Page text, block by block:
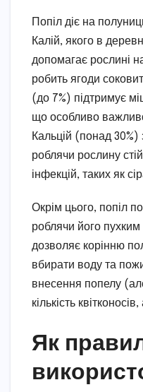
Попіл діє на
Калій, якого в
допомагає рослині
робить ягоди
(до 7%) підтримує
що особливо
Кальцій (понад 30%)
роблячи рослину
інфекцій, таких як
Окрім цього, попіл
роблячи його
дозволяє корінню
вбирати воду та
внесення попелу
кількість
Як